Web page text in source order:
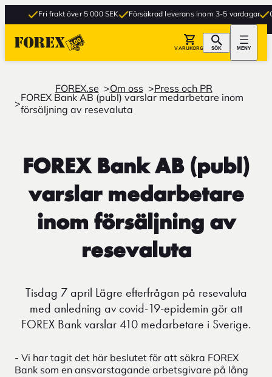
Fri frakt över 5 000 SEK Försäkrad leverans inom 3-5 vardagar
VARUKORG SÖK MENY
FOREX.se Om oss Press och PR
FOREX Bank AB (publ) varslar medarbetare inom
försäljning av resevaluta
FOREX Bank AB (publ)
varslar medarbetare
inom försäljning av
resevaluta
Tisdag 7 april Lägre efterfrågan på resevaluta
med anledning av covid-19-epidemin gör att
FOREX Bank varslar 410 medarbetare i Sverige.
- Vi har tagit det här beslutet för att säkra FOREX
Bank som en ansvarstagande arbetsgivare på lång